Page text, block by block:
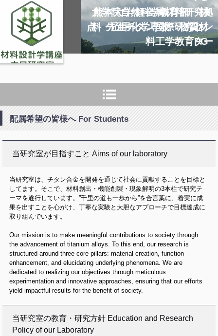
熊本大学 軽金属材料研究拠
点 先進チタン国際研究セン
ター
大学院自然科学教育部 材
料・応用化学専攻 物質材
料工学教育PG
配属希望の皆様へ For Students
当研究室が目指すこと Aims of our laboratory
当研究室は、チタン合金を開発を通じて社会に貢献することを目標と
してます。そこで、材料創出・機能創製・現象解明の3本柱で研究テ
ーマを遂行しています。”千里の道も一歩から”を合言葉に、着実に成
果を出すことを心がけ、丁寧な実験と大胆なアプローチで目標達成に
取り組んでいます。
Our mission is to make meaningful contributions to society through
the advancement of titanium alloys. To this end, our research is
structured around three core pillars: material creation, function
enhancement, and elucidating underlying phenomena. We are
dedicated to realizing our objectives through meticulous
experimentation and innovative approaches, ensuring that our efforts
yield impactful results for the benefit of society.
当研究室の教育・研究方針 Education and Research
Policy of our Laboratory